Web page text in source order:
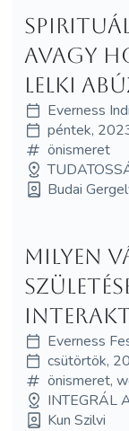
avagy
lelki
Everness
péntek,
önismeret
Budai
Milyen
Everness
csütörtök,
önismeret,
INTEGRÁL
Kun Szilvi